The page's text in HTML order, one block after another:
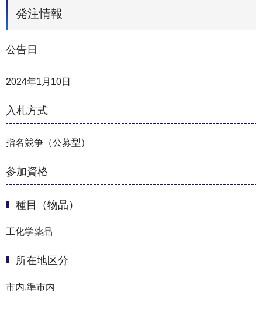
発注情報
公告日
2024年1月10日
入札方式
指名競争（公募型）
参加資格
種目（物品）
工化学薬品
所在地区分
市内,準市内